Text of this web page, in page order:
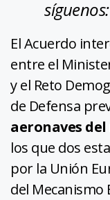
síguenos:
El Acuerdo
entre el
y el Reto
de Defensa
aeronaves del
los que dos
por la Unión
del Mecanismo